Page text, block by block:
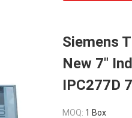
Siemens
New 7"
IPC277D
MOQ: 1 Box